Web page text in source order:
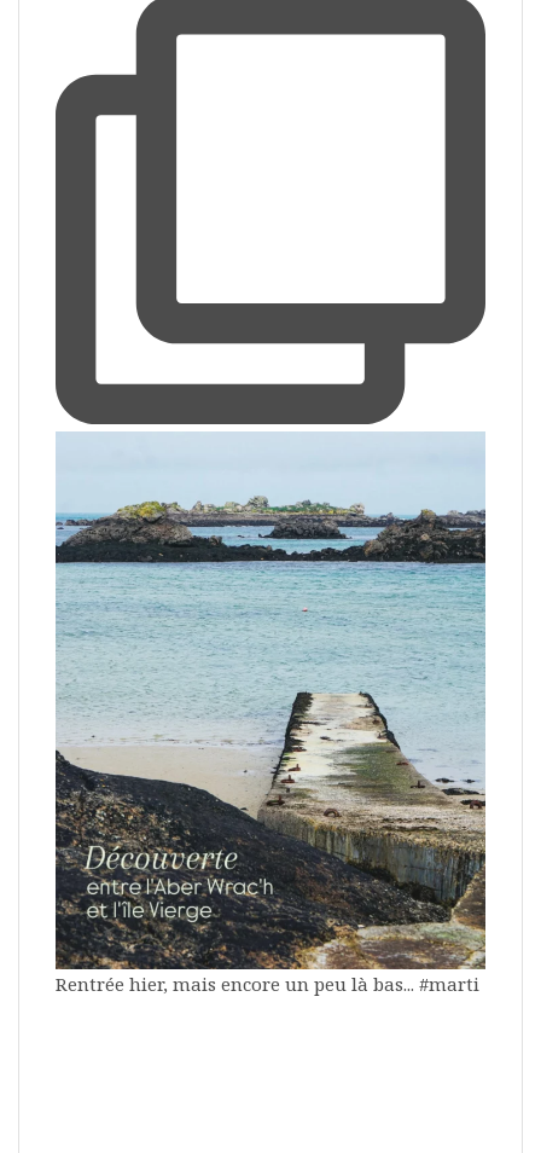
Rentrée hier, mais encore un peu là bas... #marti